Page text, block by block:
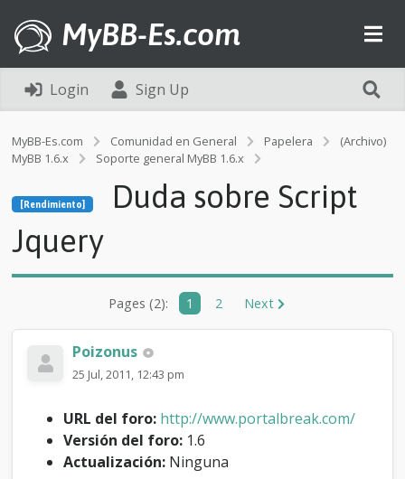
MyBB-Es.com
Login Sign Up
MyBB-Es.com Comunidad en General Papelera
(Archivo)
MyBB 1.6.x
Soporte general MyBB 1.6.x
D
u
o
r
e
p
[Rendimiento]
Duda sobre Script
Jquery
Pages (2): 1 2 Next
Poizonus
25 Jul, 2011, 12:43 pm
URL del foro: http://www.portalbreak.com/
Versión del foro: 1.6
Actualización: Ninguna